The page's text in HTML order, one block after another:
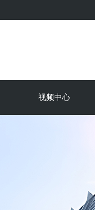
视频中心